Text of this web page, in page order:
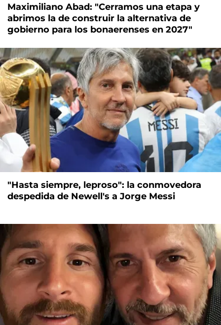
Maximiliano Abad: "Cerramos una etapa y
abrimos la de construir la alternativa de
gobierno para los bonaerenses en 2027"
"Hasta siempre, leproso": la conmovedora
despedida de Newell's a Jorge Messi